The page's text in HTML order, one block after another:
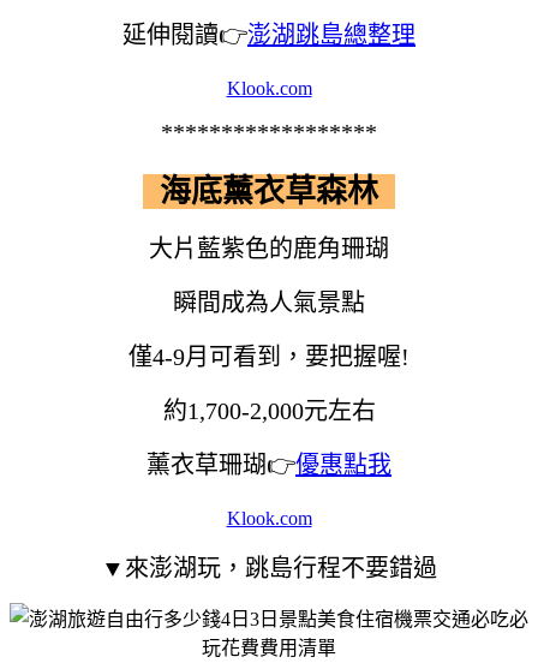
延伸閱讀👉澎湖跳島總整理
Klook.com
******************
海底薰衣草森林
大片藍紫色的鹿角珊瑚
瞬間成為人氣景點
僅4-9月可看到，要把握喔!
約1,700-2,000元左右
薰衣草珊瑚👉優惠點我
Klook.com
▼來澎湖玩，跳島行程不要錯過